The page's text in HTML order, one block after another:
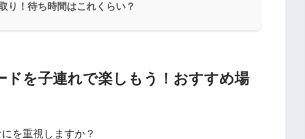
り！待ち時間はこれくらい？
を子連れで楽しもう！おすすめ場
を重視しますか？